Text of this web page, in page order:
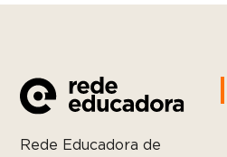
Rede Educadora de